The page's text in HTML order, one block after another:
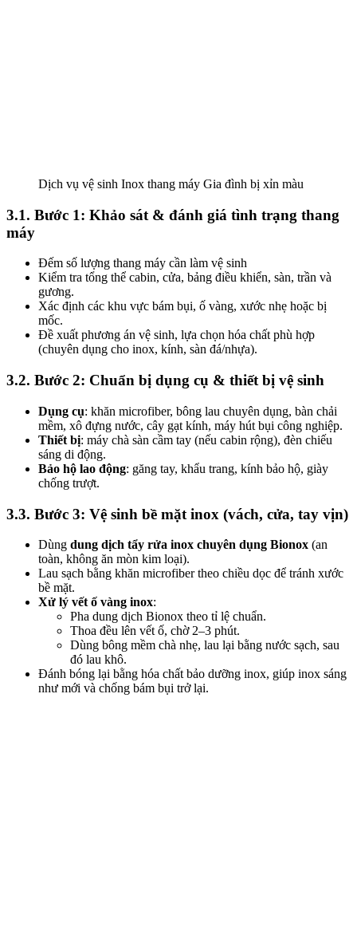
Dịch vụ vệ sinh Inox thang máy Gia đình bị xỉn màu
3.1. Bước 1: Khảo sát & đánh giá tình trạng thang
máy
Đếm số lượng thang máy cần làm vệ sinh
Kiểm tra tổng thể cabin, cửa, bảng điều khiển, sàn, trần và
gương.
Xác định các khu vực bám bụi, ố vàng, xước nhẹ hoặc bị
mốc.
Đề xuất phương án vệ sinh, lựa chọn hóa chất phù hợp
(chuyên dụng cho inox, kính, sàn đá/nhựa).
3.2. Bước 2: Chuẩn bị dụng cụ & thiết bị vệ sinh
Dụng cụ: khăn microfiber, bông lau chuyên dụng, bàn chải
mềm, xô đựng nước, cây gạt kính, máy hút bụi công nghiệp.
Thiết bị: máy chà sàn cầm tay (nếu cabin rộng), đèn chiếu
sáng di động.
Bảo hộ lao động: găng tay, khẩu trang, kính bảo hộ, giày
chống trượt.
3.3. Bước 3: Vệ sinh bề mặt inox (vách, cửa, tay vịn)
Dùng dung dịch tẩy rửa inox chuyên dụng Bionox (an
toàn, không ăn mòn kim loại).
Lau sạch bằng khăn microfiber theo chiều dọc để tránh xước
bề mặt.
Xử lý vết ố vàng inox:
Pha dung dịch Bionox theo tỉ lệ chuẩn.
Thoa đều lên vết ố, chờ 2–3 phút.
Dùng bông mềm chà nhẹ, lau lại bằng nước sạch, sau
đó lau khô.
Đánh bóng lại bằng hóa chất bảo dưỡng inox, giúp inox sáng
như mới và chống bám bụi trở lại.